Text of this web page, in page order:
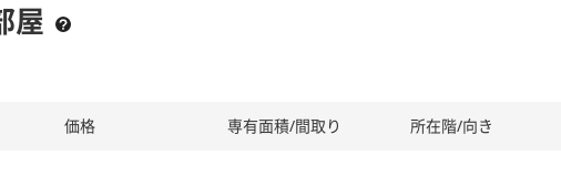
屋
価格 専有面積/間取り 所在階/向き